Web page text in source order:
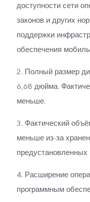
доступности сети
законов и других
поддержки
обеспечения
2. Полный размер
6,68 дюйма.
меньше.
3. Фактический
меньше из-за
предустановленных
4. Расширение
программным